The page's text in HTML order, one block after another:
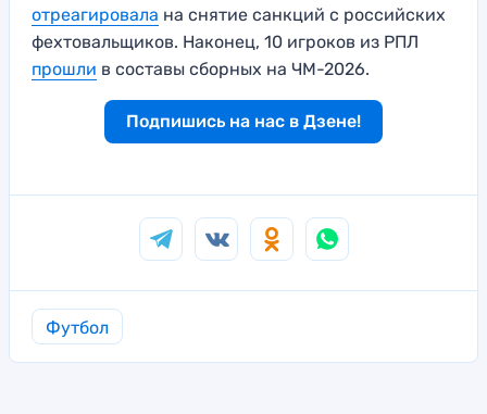
отреагировала на снятие санкций с российских
фехтовальщиков. Наконец, 10 игроков из РПЛ
прошли в составы сборных на ЧМ-2026.
Подпишись на нас в Дзене!
Футбол